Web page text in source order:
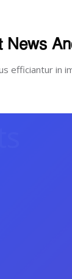
News
efficiantur in